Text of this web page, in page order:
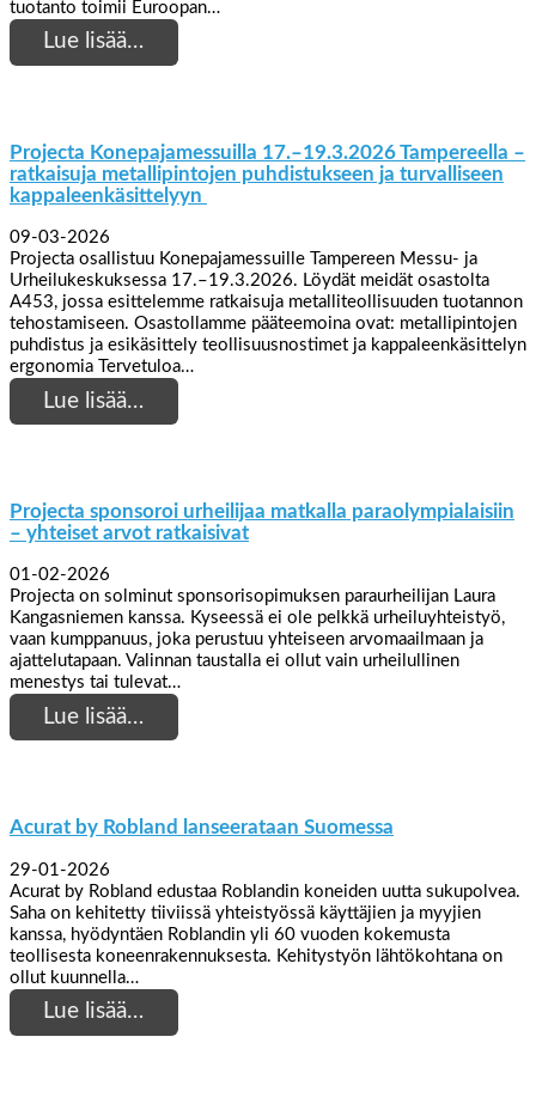
tuotanto toimii Euroopan…
Lue lisää…
Projecta Konepajamessuilla 17.–19.3.2026 Tampereella –
ratkaisuja metallipintojen puhdistukseen ja turvalliseen
kappaleenkäsittelyyn
09-03-2026
Projecta osallistuu Konepajamessuille Tampereen Messu- ja
Urheilukeskuksessa 17.–19.3.2026. Löydät meidät osastolta
A453, jossa esittelemme ratkaisuja metalliteollisuuden tuotannon
tehostamiseen. Osastollamme pääteemoina ovat: metallipintojen
puhdistus ja esikäsittely teollisuusnostimet ja kappaleenkäsittelyn
ergonomia Tervetuloa…
Lue lisää…
Projecta sponsoroi urheilijaa matkalla paraolympialaisiin
– yhteiset arvot ratkaisivat
01-02-2026
Projecta on solminut sponsorisopimuksen paraurheilijan Laura
Kangasniemen kanssa. Kyseessä ei ole pelkkä urheiluyhteistyö,
vaan kumppanuus, joka perustuu yhteiseen arvomaailmaan ja
ajattelutapaan. Valinnan taustalla ei ollut vain urheilullinen
menestys tai tulevat…
Lue lisää…
Acurat by Robland lanseerataan Suomessa
29-01-2026
Acurat by Robland edustaa Roblandin koneiden uutta sukupolvea.
Saha on kehitetty tiiviissä yhteistyössä käyttäjien ja myyjien
kanssa, hyödyntäen Roblandin yli 60 vuoden kokemusta
teollisesta koneenrakennuksesta. Kehitystyön lähtökohtana on
ollut kuunnella…
Lue lisää…